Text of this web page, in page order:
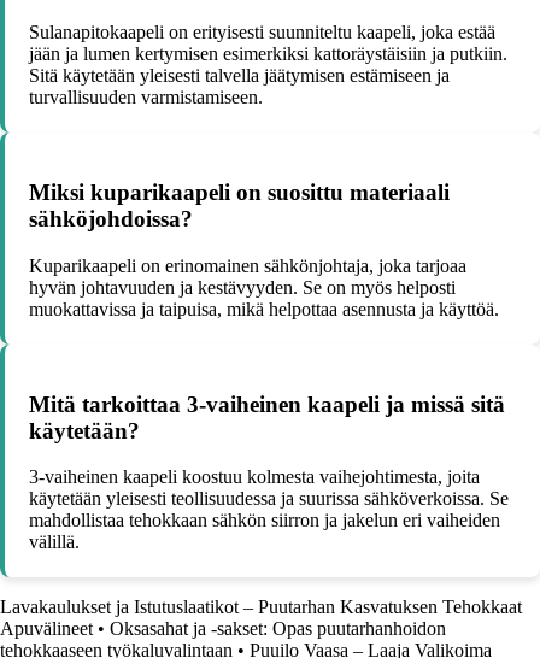
Sulanapitokaapeli on erityisesti suunniteltu kaapeli, joka estää
jään ja lumen kertymisen esimerkiksi kattoräystäisiin ja putkiin.
Sitä käytetään yleisesti talvella jäätymisen estämiseen ja
turvallisuuden varmistamiseen.
Miksi kuparikaapeli on suosittu materiaali
sähköjohdoissa?
Kuparikaapeli on erinomainen sähkönjohtaja, joka tarjoaa
hyvän johtavuuden ja kestävyyden. Se on myös helposti
muokattavissa ja taipuisa, mikä helpottaa asennusta ja käyttöä.
Mitä tarkoittaa 3-vaiheinen kaapeli ja missä sitä
käytetään?
3-vaiheinen kaapeli koostuu kolmesta vaihejohtimesta, joita
käytetään yleisesti teollisuudessa ja suurissa sähköverkoissa. Se
mahdollistaa tehokkaan sähkön siirron ja jakelun eri vaiheiden
välillä.
Lavakaulukset ja Istutuslaatikot – Puutarhan Kasvatuksen Tehokkaat
Apuvälineet • Oksasahat ja -sakset: Opas puutarhanhoidon
tehokkaaseen työkaluvalintaan • Puuilo Vaasa – Laaja Valikoima